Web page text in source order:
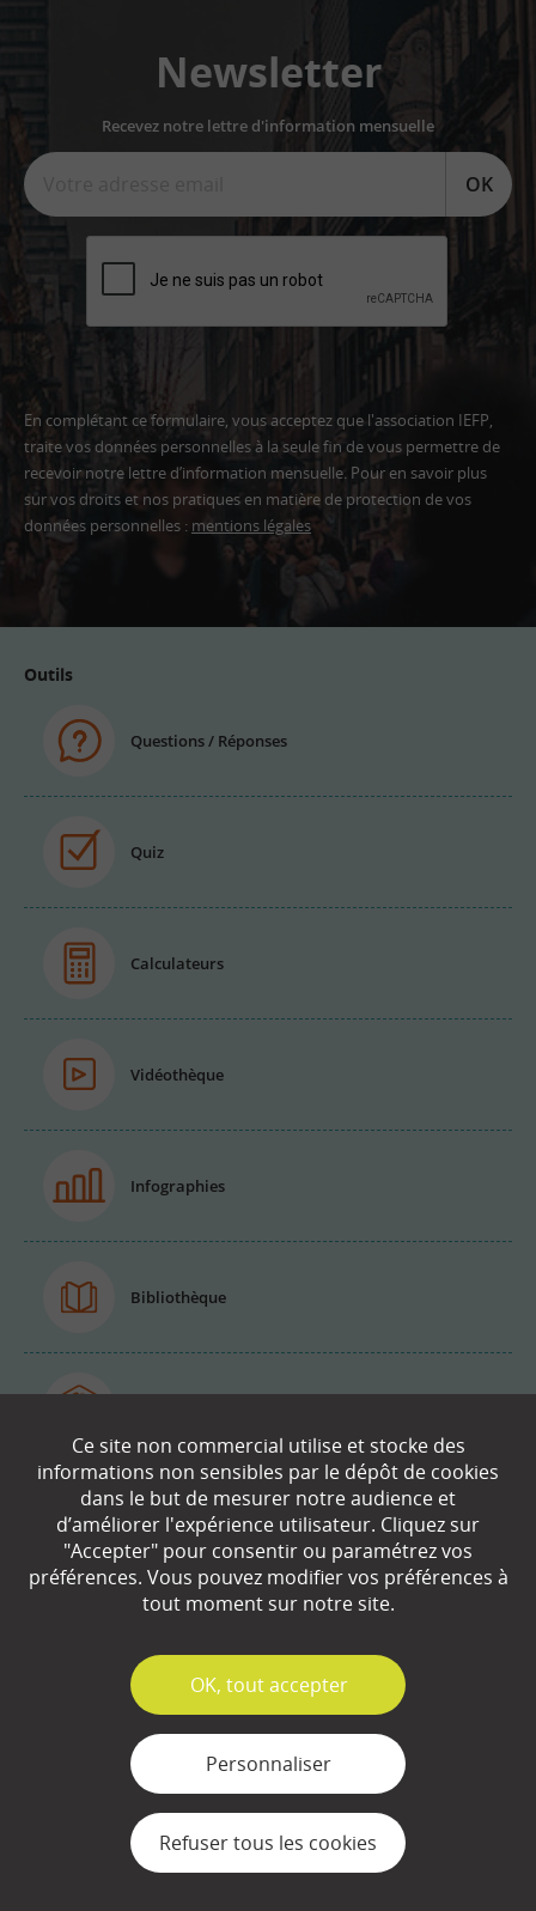
Newsletter
Recevez notre lettre d'information mensuelle
OK
En complétant ce formulaire, vous acceptez que l'association IEFP,
traite vos données personnelles à la seule fin de vous permettre de
recevoir notre lettre d’information mensuelle. Pour en savoir plus
sur vos droits et nos pratiques en matière de protection de vos
données personnelles : mentions légales
Outils
Questions / Réponses
Quiz
Calculateurs
Vidéothèque
Infographies
Bibliothèque
À propos
Le site lafinancepourtous.com est édité par
l’Institut pour l’Education Financière du Public
mécénat et agréée par le Ministère de
l’Education Nationale. L’IEFP a été créé pour
aider chacun à acquérir les bases de
connaissances nécessaires pour :
Se sentir plus à l’aise avec les questions
financières.
Comprendre les enjeux économiques du
Ce site non commercial utilise et stocke des
informations non sensibles par le dépôt de cookies
dans le but de mesurer notre audience et
d’améliorer l'expérience utilisateur. Cliquez sur
"Accepter" pour consentir ou paramétrez vos
préférences. Vous pouvez modifier vos préférences à
tout moment sur notre site.
✓
OK, tout accepter
Personnaliser
Refuser tous les cookies